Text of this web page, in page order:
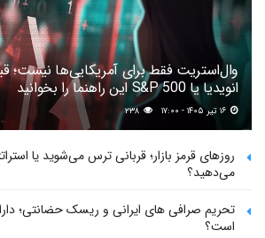
وال‌استریت فقط برای آمریکایی‌ها نیست؛
انویدیا یا S&P 500 این راهنما را بخوانید
۲۳۸
روزهای قرمز بازار؛ قربانی ترس می‌شوید یا
می‌دهید؟
تحریم صرافی های ایرانی و ریسک حضانتی؛
است؟